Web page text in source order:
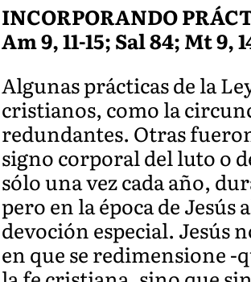
INCORPORANDO
Am 9, 11-15; Sal 84; Mt 9,
Algunas prácticas de la
cristianos, como la
redundantes. Otras
signo corporal del luto o
sólo una vez cada año,
pero en la época de Jesús
devoción especial. Jesús
en que se redimensione -